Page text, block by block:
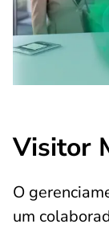
Visitor
O
um